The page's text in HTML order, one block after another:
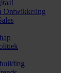
Ontwikkeling